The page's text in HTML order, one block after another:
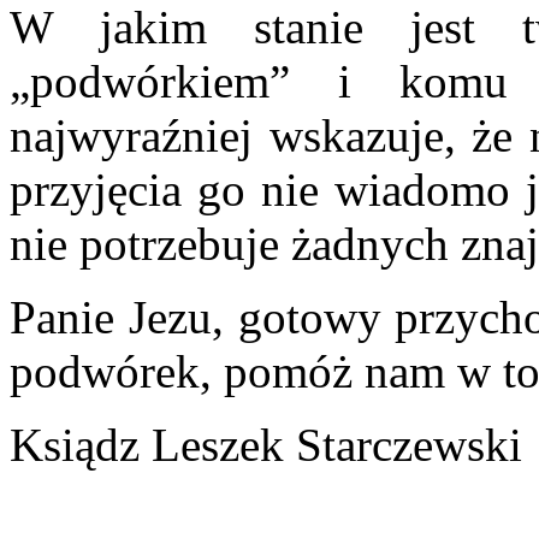
W jakim stanie jest
„podwórkiem” i
najwyraźniej wskazuje,
przyjęcia go nie wiadomo
nie potrzebuje żadnych
Panie Jezu, gotowy
podwórek, pomóż nam w
Ksiądz Leszek Starczewski